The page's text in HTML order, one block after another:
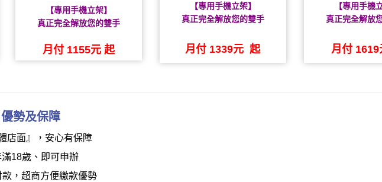
【專用手機立架】
真正完全解放您的雙手
月付 1155元 起
【專用手機立架】
真正完全解放您的雙手
月付 1339元 起
【專用手機
真正完全解放
月付 1619
優勢及保障
店面』，安心有保障
18歲、即可申辦
，超商方便繳款優勢